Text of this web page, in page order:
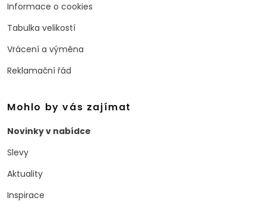
Informace o cookies
Tabulka velikostí
Vrácení a výměna
Reklamační řád
Mohlo by vás zajímat
Novinky v nabídce
Slevy
Aktuality
Inspirace